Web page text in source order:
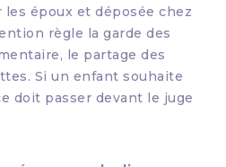
les époux et déposée chez
règle la garde des
le partage des
Si un enfant souhaite
doit passer devant le juge